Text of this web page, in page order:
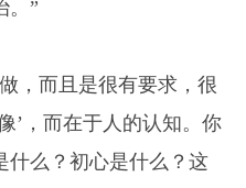
。”
，而且是很有要求，很
’，而在于人的认知。你
什么？初心是什么？这